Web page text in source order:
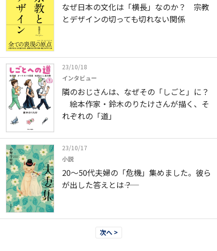
なぜ日本の文化は「横長」なのか？ 宗教
とデザインの切っても切れない関係
23/10/18
インタビュー
隣のおじさんは、なぜその「しごと」に？
絵本作家・鈴木のりたけさんが描く、そ
れぞれの「道」
23/10/17
小説
20～50代夫婦の「危機」集めました。彼ら
が出した答えとは――？
次へ >